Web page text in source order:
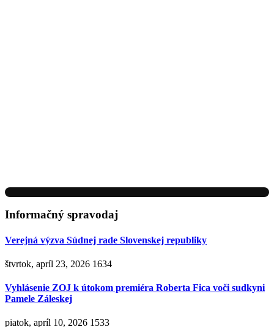
Informačný spravodaj
Verejná výzva Súdnej rade Slovenskej republiky
štvrtok, apríl 23, 2026 1634
Vyhlásenie ZOJ k útokom premiéra Roberta Fica voči sudkyni
Pamele Záleskej
piatok, apríl 10, 2026 1533